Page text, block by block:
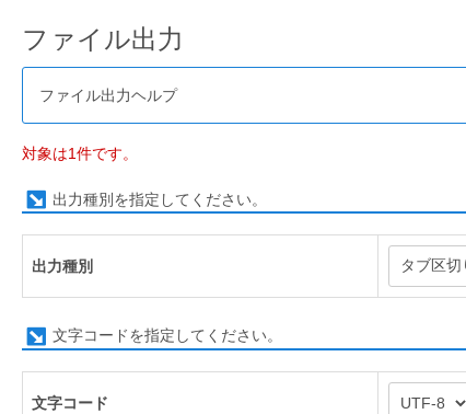
ファイル出力
ファイル出力ヘルプ
対象は1件です。
出力種別を指定してください。
出力種別
文字コードを指定してください。
文字コード